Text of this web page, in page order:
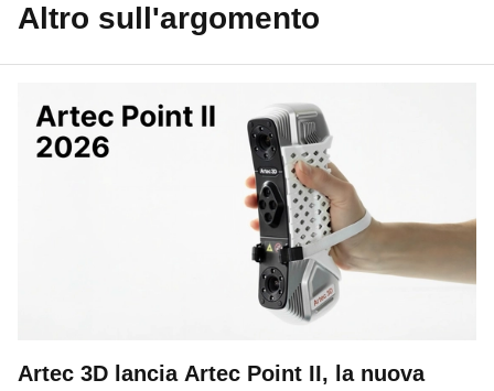
Altro sull'argomento
Artec 3D lancia Artec Point II, la nuova